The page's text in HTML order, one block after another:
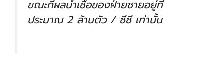
ขณะที่ผลน้ำเชื้อของฝ่ายชายอยู่ที่
ประมาณ 2 ล้านตัว / ซีซี เท่านั้น